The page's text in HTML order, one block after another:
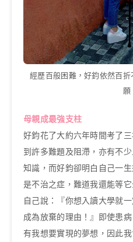
經歷百般困難，好鈞依然百
願
母親成最強支柱
好鈞花了大約六年時間考了
到許多難題及阻滯，亦有不
知識，而好鈞卻明白自己一
是不治之症，難道我還能等
自己說：『你想入讀大學就
成為放棄的理由！』即使患
有我想要實現的夢想，因此